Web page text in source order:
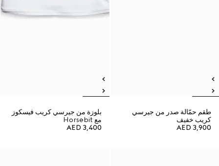
طقم حمّالة صدر من جيرسي
كريب خفيف
AED 3,900
بلوزة من جيرسي كريب فيسكوز
مع Horsebit
AED 3,400